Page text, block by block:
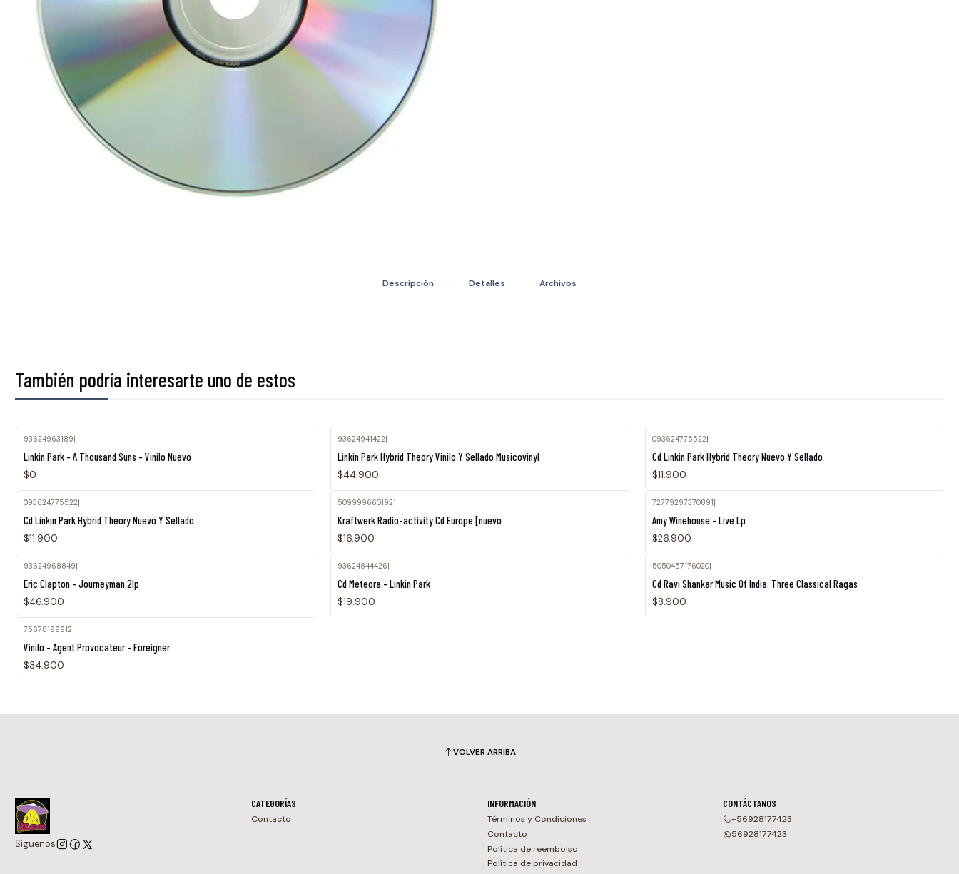
Descripción Detalles Archivos
También podría interesarte uno de estos
93624963189|
Linkin Park - A Thousand Suns - Vinilo Nuevo
$0
93624941422|
Linkin Park Hybrid Theory Vinilo Y Sellado Musicovinyl
$44.900
093624775522|
Cd Linkin Park Hybrid Theory Nuevo Y Sellado
$11.900
093624775522|
Cd Linkin Park Hybrid Theory Nuevo Y Sellado
$11.900
5099996601921|
Kraftwerk Radio-activity Cd Europe [nuevo
$16.900
72779297370891|
Amy Winehouse - Live Lp
$26.900
93624968849|
Eric Clapton - Journeyman 2lp
$46.900
93624844426|
Cd Meteora - Linkin Park
$19.900
5050457176020|
Cd Ravi Shankar Music Of India: Three Classical Ragas
$8.900
75678199912|
Vinilo - Agent Provocateur - Foreigner
$34.900
VOLVER ARRIBA
Síguenos
CATEGORÍAS
Contacto
INFORMACIÓN
Términos y Condiciones
Contacto
Política de reembolso
Política de privacidad
CONTÁCTANOS
+56928177423
56928177423